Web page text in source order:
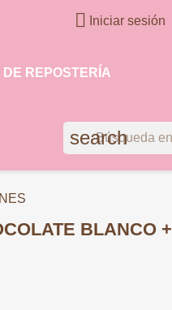
 Iniciar sesión
REPOSTERÍA
search
BLANCO +